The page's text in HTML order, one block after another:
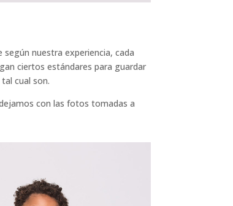
nuestra experiencia, cada
ciertos estándares para guardar
cual son.
con las fotos tomadas a